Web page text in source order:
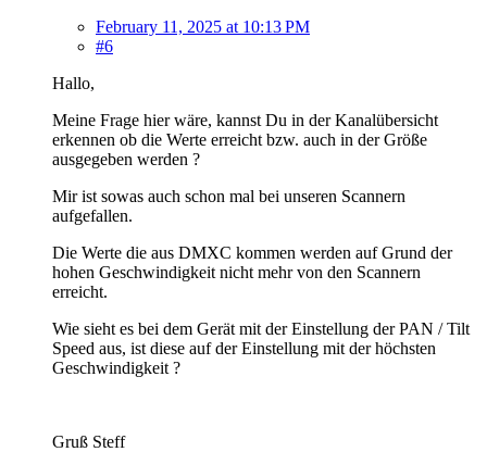
February 11, 2025 at 10:13 PM
#6
Hallo,
Meine Frage hier wäre, kannst Du in der Kanalübersicht
erkennen ob die Werte erreicht bzw. auch in der Größe
ausgegeben werden ?
Mir ist sowas auch schon mal bei unseren Scannern
aufgefallen.
Die Werte die aus DMXC kommen werden auf Grund der
hohen Geschwindigkeit nicht mehr von den Scannern
erreicht.
Wie sieht es bei dem Gerät mit der Einstellung der PAN / Tilt
Speed aus, ist diese auf der Einstellung mit der höchsten
Geschwindigkeit ?
Gruß Steff